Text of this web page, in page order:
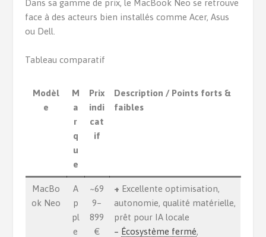
Dans sa gamme de prix, le MacBook Neo se retrouve
face à des acteurs bien installés comme Acer, Asus
ou Dell.
Tableau comparatif
Modèl
e
M
a
r
q
u
e
Prix
indi
cat
if
Description / Points forts &
faibles
MacBo
ok Neo
A
p
pl
e
~69
9–
899
€
+ Excellente optimisation,
autonomie, qualité matérielle,
prêt pour IA locale
– Écosystème fermé,